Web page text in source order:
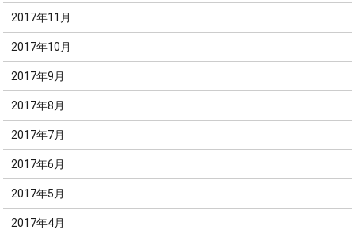
2017年11月
2017年10月
2017年9月
2017年8月
2017年7月
2017年6月
2017年5月
2017年4月